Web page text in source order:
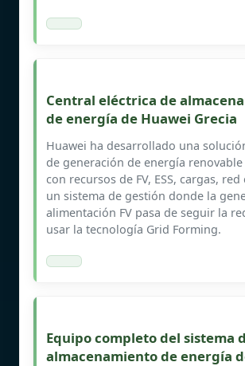
Central eléctrica de
de energía de Huawei Grecia
Huawei ha desarrollado una
de generación de energía
con recursos de FV, ESS, cargas,
un sistema de gestión donde la
alimentación FV pasa de seguir la
usar la tecnología Grid Forming.
Equipo completo del sistema
almacenamiento de energía